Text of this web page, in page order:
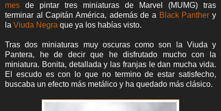
mes de pintar tres miniaturas de Marvel (MUMG) tras
terminar al Capitán América, además de a Black Panther y
la Viuda Negra que ya los habías visto.
Tras dos miniaturas muy oscuras como son la Viuda y
Pantera, he de decir que he disfrutado mucho con la
miniatura. Bonita, detallada y las franjas le dan mucha vida.
El escudo es con lo que no termino de estar satisfecho,
buscaba un efecto más metálico y ha quedado más clásico.